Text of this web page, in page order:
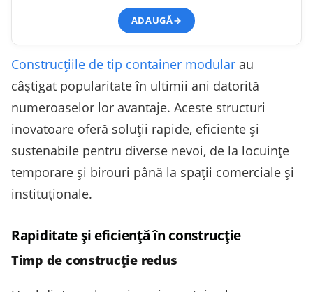
ADAUGĂ→
Construcțiile de tip container modular au
câștigat popularitate în ultimii ani datorită
numeroaselor lor avantaje. Aceste structuri
inovatoare oferă soluții rapide, eficiente și
sustenabile pentru diverse nevoi, de la locuințe
temporare și birouri până la spații comerciale și
instituționale.
Rapiditate și eficiență în construcție
Timp de construcție redus